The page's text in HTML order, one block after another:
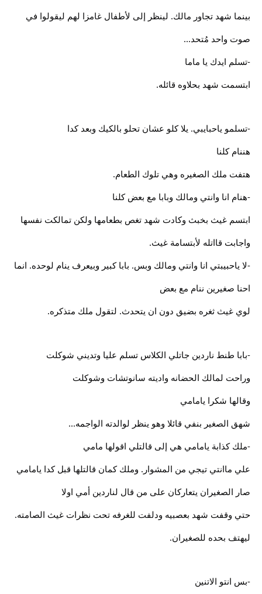
بينما شهد تجاور مالك. لينظر إلى لأطفال غامزا لهم ليقولوا في
صوت واحد مُتحد...
-تسلم ايدك يا ماما
ابتسمت شهد بحلاوه قائله.
-تسلمو ياحبايبي. يلا كلو عشان تحلو بالكيك وبعد كدا
هننام كلنا
هتفت ملك الصغيره وهي تلوك الطعام.
-هنام انا وانتي ومالك وبابا مع بعض كلنا
ابتسم غيث بخبث وكادت شهد تغص بطعامها ولكن تمالكت نفسها
واجابت قااتله لأبتسامة غيث.
-لا ياحبيبتي انا وانتي ومالك وبس. بابا كبير وبيعرف ينام لوحده. انما
احنا صغيرين ننام مع بعض
لوي غيث ثغره بضيق دون ان يتحدث. لتقول ملك متذكره.
-بابا طنط ناردين جاتلي الكلاس تسلم عليا وتديني شوكلت
وراحت لمالك الحضانه واديته سانوتشات وشوكلت
وقالها شكرا يامامي
شهق الصغير بنفي قائلا وهو ينظر لوالدته الواجمه...
-ملك كذابة يامامي هي إلى قالتلي اقولها مامي
علي ماانتي تيجي من المشوار. وملك كمان قالتلها قبل كدا يامامي
صار الصغيران يتعاركان على من قال لناردين أمي اولا
حتي وقفت شهد بعصبيه ودلفت للغرفه تحت نظرات غيث الصامته.
ليهتف بحده للصغيران.
-بس انتو الاتنين